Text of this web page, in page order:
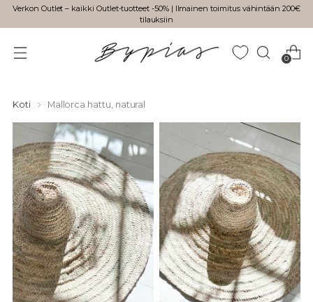
Verkon Outlet – kaikki Outlet-tuotteet -50% | Ilmainen toimitus vähintään 200€
tilauksiin
0
Koti Mallorca hattu, natural